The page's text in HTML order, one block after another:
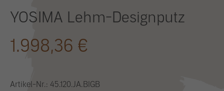
YOSIMA Lehm-Designputz
1.998,36 €
Artikel-Nr.: 45.120.JA.BIGB